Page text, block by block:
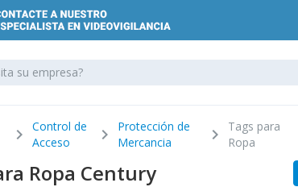
chevron_right
Control de
Acceso
chevron_right
Protección de
Mercancia
chevron_right
Tags para
Ropa
Ropa Century